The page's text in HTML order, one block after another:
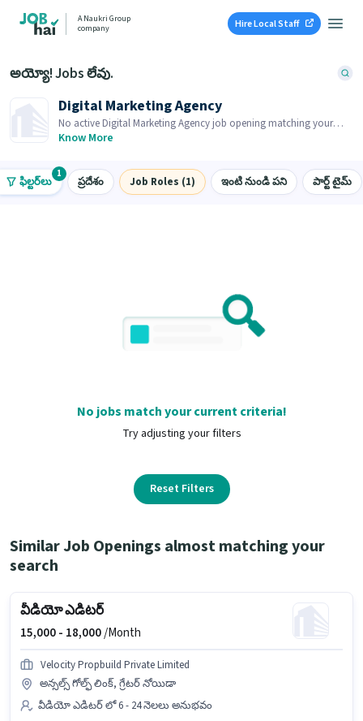
A Naukri Group
company
Hire Local Staff
అయ్యో! Jobs లేవు.
Digital Marketing Agency
No active Digital Marketing Agency job opening matching your
search. Browse similar job openings below.
Know More
ఫిల్టర్‌లు
1
ప్రదేశం Job Roles (1) ఇంటి నుండి పని పార్ట్ టైమ్
No jobs match your current criteria!
Try adjusting your filters
Reset Filters
Similar Job Openings almost matching your
search
వీడియో ఎడిటర్
15,000 - 18,000/Month
Velocity Propbuild Private Limited
అన్సల్స్ గోల్ఫ్ లింక్, గ్రేటర్ నోయిడా
వీడియో ఎడిటర్ లో 6 - 24 నెలలు అనుభవం